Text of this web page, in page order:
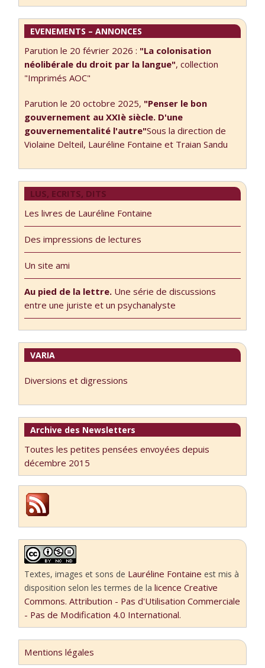
EVENEMENTS – ANNONCES
Parution le 20 février 2026 : "La colonisation
néolibérale du droit par la langue", collection
"Imprimés AOC"
Parution le 20 octobre 2025, "Penser le bon
gouvernement au XXIè siècle. D'une
gouvernementalité l'autre"Sous la direction de
Violaine Delteil, Lauréline Fontaine et Traian Sandu
LUS, ECRITS, DITS
Les livres de Lauréline Fontaine
Des impressions de lectures
Un site ami
Au pied de la lettre. Une série de discussions
entre une juriste et un psychanalyste
VARIA
Diversions et digressions
Archive des Newsletters
Toutes les petites pensées envoyées depuis
décembre 2015
Textes, images et sons de Lauréline Fontaine est mis à
disposition selon les termes de lalicence Creative
Commons. Attribution - Pas d'Utilisation Commerciale
- Pas de Modification 4.0 International.
Mentions légales